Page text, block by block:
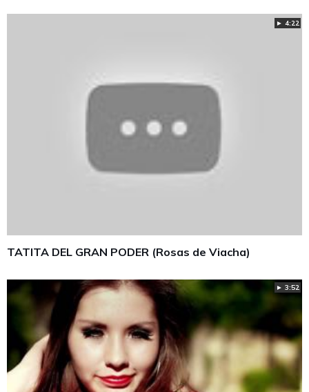
► 4:22
TATITA DEL GRAN PODER (Rosas de Viacha)
► 3:52